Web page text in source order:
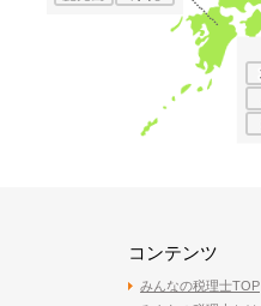
コンテンツ
みんなの税理士TOP